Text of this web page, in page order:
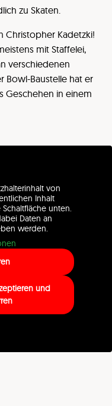
zu Skaten.
Christopher Kadetzki!
mit Staffelei,
verschiedenen
Bowl-Baustelle hat er
Geschehen in einem
von
Inhalt
unten.
Daten an
werden.
und